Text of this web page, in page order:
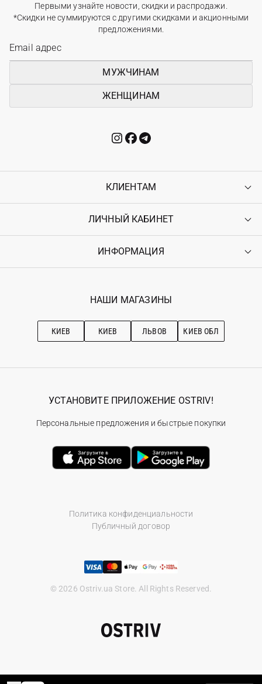
Первыми узнайте новости, скидки и распродажи.
*Скидки не суммируются с другими скидками и акционными
предложениями.
МУЖЧИНАМ
ЖЕНЩИНАМ
КЛИЕНТАМ
Контакты
Возврат
Гарантия
ЛИЧНЫЙ КАБИНЕТ
Войти
Ostriv Club+
ИНФОРМАЦИЯ
Наши магазини
Рекомендации по уходу
НАШИ МАГАЗИНЫ
КИЕВ КИЕВ ЛЬВОВ КИЕВ ОБЛ
Политика конфиденциальности
Публичный договор
© 2026 Ostriv.ua Store. All Rights Reserved.
УСТАНОВИТЕ ПРИЛОЖЕНИЕ OSTRIV!
Персональные предложения и быстрые покупки